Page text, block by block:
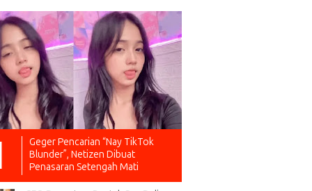
Geger Pencarian “Nay TikTok
Blunder”, Netizen Dibuat
Penasaran Setengah Mati